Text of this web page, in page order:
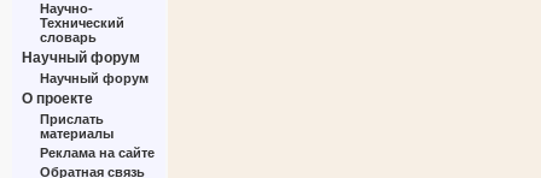
Научно-
Технический
словарь
Научный форум
Научный форум
О проекте
Прислать
материалы
Реклама на сайте
Обратная связь